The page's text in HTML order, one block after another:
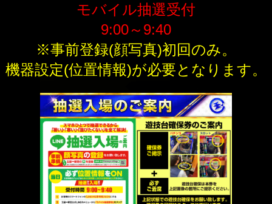
モバイル抽選受付
9:00～9:40
※事前登録(顔写真)初回のみ。
機器設定(位置情報)が必要となります。